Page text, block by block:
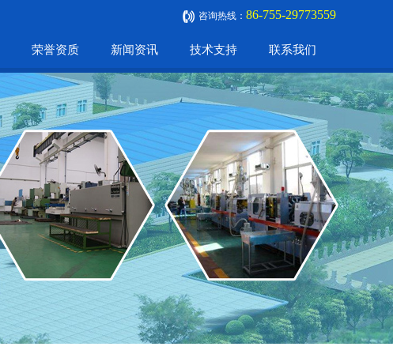
咨询热线： 86-755-29773559
荣誉资质 新闻资讯 技术支持 联系我们